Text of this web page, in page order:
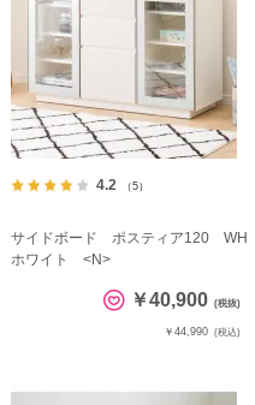
4.2 （5）
サイドボード ポスティア120 WH
ホワイト <N>
￥40,900 (税抜)
￥44,990 (税込)